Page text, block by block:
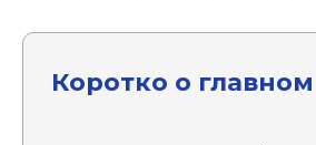
Коротко о главном